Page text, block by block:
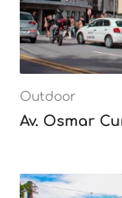
Outdoor
Av. Osmar